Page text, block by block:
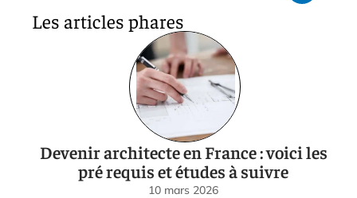
Les articles phares
Devenir architecte en France : voici les
pré requis et études à suivre
10 mars 2026